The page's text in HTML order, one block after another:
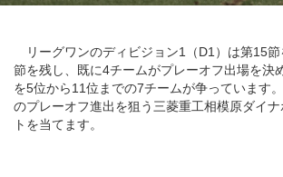
リーグワンのディビジョン1（D1）は第15節
節を残し、既に4チームがプレーオフ出場を決
を5位から11位までの7チームが争っています
のプレーオフ進出を狙う三菱重工相模原ダイ
トを当てます。